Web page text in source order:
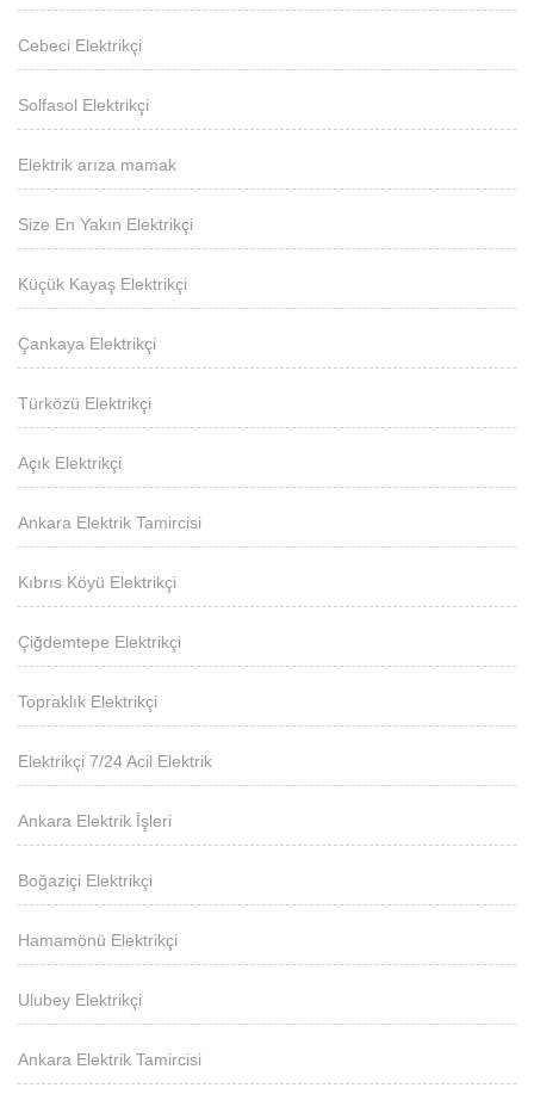
Cebeci Elektrikçi
Solfasol Elektrikçi
Elektrik arıza mamak
Size En Yakın Elektrikçi
Küçük Kayaş Elektrikçi
Çankaya Elektrikçi
Türközü Elektrikçi
Açık Elektrikçi
Ankara Elektrik Tamircisi
Kıbrıs Köyü Elektrikçi
Çiğdemtepe Elektrikçi
Topraklık Elektrikçi
Elektrikçi 7/24 Acil Elektrik
Ankara Elektrik İşleri
Boğaziçi Elektrikçi
Hamamönü Elektrikçi
Ulubey Elektrikçi
Ankara Elektrik Tamircisi